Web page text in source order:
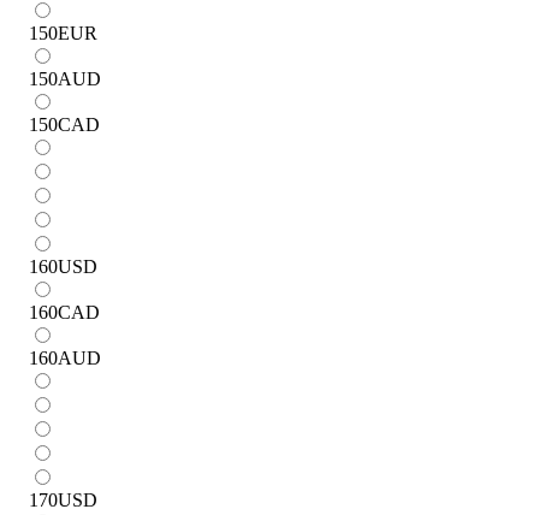
150EUR
150AUD
150CAD
160USD
160CAD
160AUD
170USD